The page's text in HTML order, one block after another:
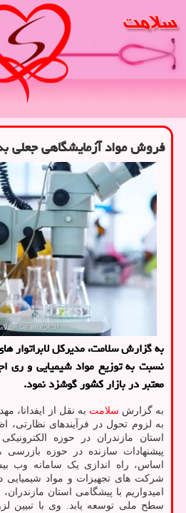
فروش مواد آزمایشگاهی جعلی
به گزارش سلامت، مدیرکل لابراتوار
نسبت به توزیع مواد شیمیایی و ری
معتبر در بازار کشور گوشزد نمود.
به گزارش سلامت به نقل از ایفدانا،
به لزوم تحول در فرآیندهای نظارتی،
استان مازندران در حوزه
پیشنهادات سازنده در حوزه بازرسی
اساس، راه اندازی یک سامانه وب
شرکت های تجهیزات و مواد شیمیایی
امیدواریم با پیشگامی استان
سطح ملی توسعه یابد. وی با تبیین